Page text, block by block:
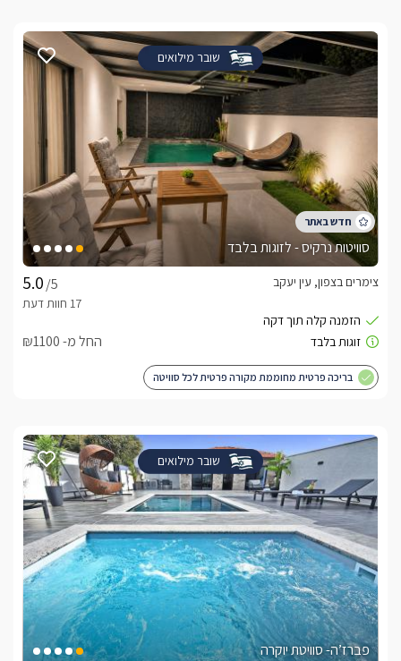
שובר מילואים
סוויטות נרקיס - לזוגות בלבד
/5
צימרים בצפון, עין יעקב
החל מ- ₪1100
בריכה פרטית מחוממת מקורה פרטית לכל סוויטה
שובר מילואים
פברז’ה- סוויטת יוקרה